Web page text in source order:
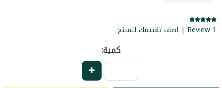
1 Review | اضف تقييمك للمنتج
كمية: